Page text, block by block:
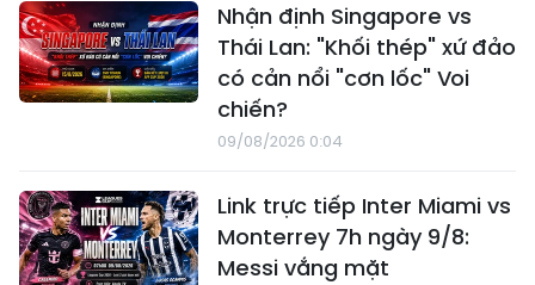
Nhận định Singapore vs
Thái Lan: "Khối thép" xứ đảo
có cản nổi "cơn lốc" Voi
chiến?
09/08/2026 0:04
Link trực tiếp Inter Miami vs
Monterrey 7h ngày 9/8:
Messi vắng mặt